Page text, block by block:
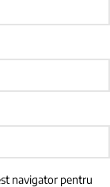
navigator pentru